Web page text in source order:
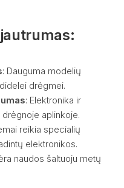
: Dauguma modelių
drėgmei.
: Elektronika ir
aplinkoje.
reikia specialių
elektronikos.
naudos šaltuoju metų